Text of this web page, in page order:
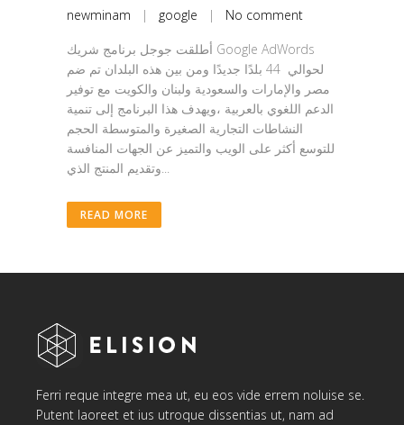
newminam | google | No comment
أطلقت جوجل برنامج شريك Google AdWords
لحوالي 44 بلدًا جديدًا ومن بين هذه البلدان تم ضم
مصر والإمارات والسعودية ولبنان والكويت مع توفير
الدعم اللغوي بالعربية ،ويهدف هذا البرنامج إلى تنمية
النشاطات التجارية الصغيرة والمتوسطة الحجم
للتوسع أكثر على الويب والتميز عن الجهات المنافسة
وتقديم المنتج الذي...
READ MORE
Ferri reque integre mea ut, eu eos vide errem noluise se.
Putent laoreet et ius utroque dissentias ut, nam ad